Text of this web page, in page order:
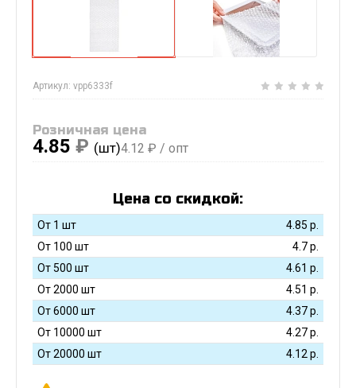
Артикул: vpp6333f
Розничная цена
4.85 ₽ (шт)4.12 ₽ / опт
Цена со скидкой:
От 1 шт 4.85 р.
От 100 шт
4.7р.
От 500 шт
4.61 р.
От 2000 шт
4.51 р.
От 6000 шт
4.37р.
От 10000 шт
4.27р.
От 20000 шт
4.12 р.